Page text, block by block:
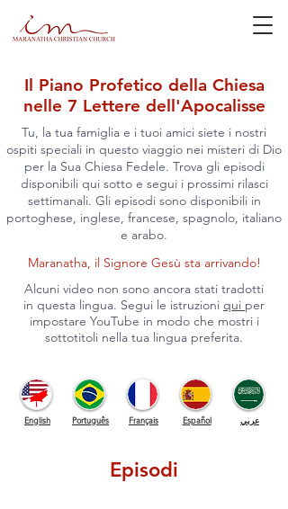
Il Piano Profetico della Chiesa
nelle 7 Lettere dell'Apocalisse
Tu, la tua famiglia e i tuoi amici siete i nostri
ospiti speciali in questo viaggio nei misteri di Dio
per la Sua Chiesa Fedele. Trova gli episodi
disponibili qui sotto e segui i prossimi rilasci
settimanali. Gli episodi sono disponibili in
portoghese, inglese, francese, spagnolo, italiano
e arabo.
Maranatha, il Signore Gesù sta arrivando!
Alcuni video non sono ancora stati tradotti
in questa lingua. Segui le istruzioni qui per
impostare YouTube in modo che mostri i
sottotitoli nella tua lingua preferita.
English Português Français Español عربي
Episodi